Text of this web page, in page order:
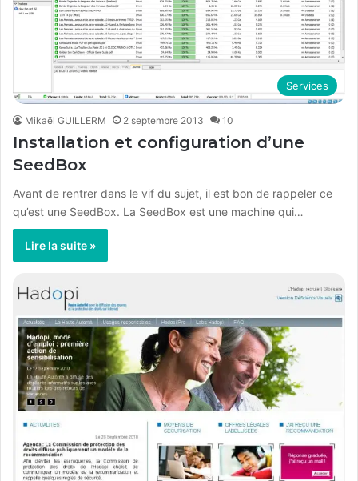
Services
Mikaël GUILLERM 2 septembre 2013 10
Installation et configuration d’une
SeedBox
Avant de rentrer dans le vif du sujet, il est bon de rappeler ce
qu’est une SeedBox. La SeedBox est une machine qui…
Lire la suite »